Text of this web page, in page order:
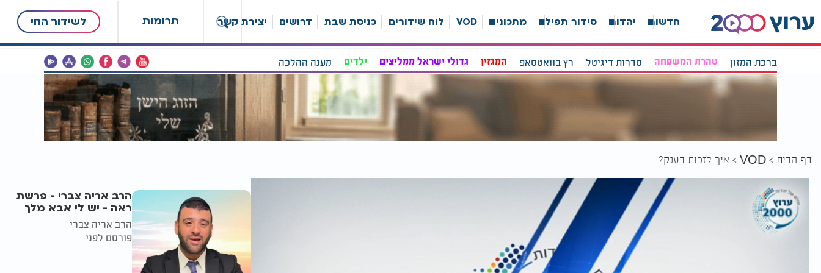
תרומות לשידור החי חדשות יהדות סידור תפילה מתכונים VOD לוח שידורים כניסת שבת דרושים יצירת קשר
ברכת המזון טהרת המשפחה סדרות דיגיטל רץ בוואטסאפ המגזין גדולי ישראל ממליצים ילדים מענה ההלכה
דף הבית VOD איך לזכות בענק?
הרב אריה צברי - פרשת
ראה - יש לי אבא מלך
הרב אריה צברי
פורסם לפני